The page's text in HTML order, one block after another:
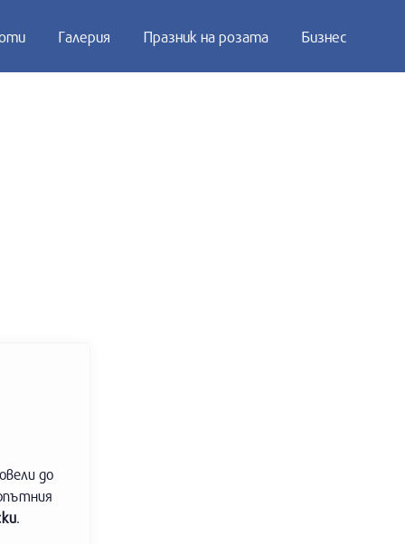
Галерия Празник на розата Бизнес
до
.